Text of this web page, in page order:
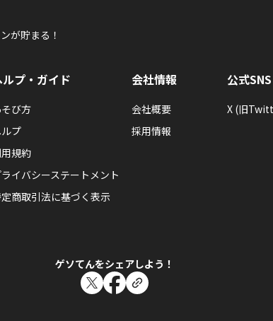
が貯まる！
ルプ・ガイド
そび方
プ
規約
イバシーステートメント
商取引法に基づく表示
会社情報
会社概要
採用情報
公式SNS
X (旧
ゲソてんをシェアしよう！